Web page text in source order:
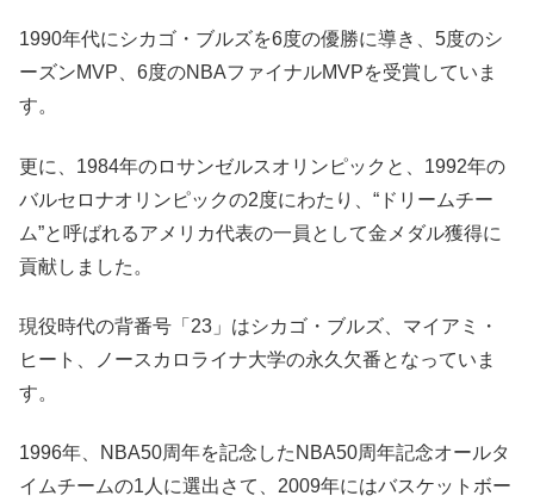
1990年代にシカゴ・ブルズを6度の優勝に導き、5度のシ
ーズンMVP、6度のNBAファイナルMVPを受賞していま
す。
更に、1984年のロサンゼルスオリンピックと、1992年の
バルセロナオリンピックの2度にわたり、“ドリームチー
ム”と呼ばれるアメリカ代表の一員として金メダル獲得に
貢献しました。
現役時代の背番号「23」はシカゴ・ブルズ、マイアミ・
ヒート、ノースカロライナ大学の永久欠番となっていま
す。
1996年、NBA50周年を記念したNBA50周年記念オールタ
イムチームの1人に選出さて、2009年にはバスケットボー